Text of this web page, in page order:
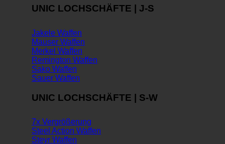
UNIC LOCHSCHÄFTE | J-S
Jakele Waffen
Mauser Waffen
Merkel Waffen
Remington Waffen
Sako Waffen
Sauer Waffen
UNIC LOCHSCHÄFTE | S-W
7x Vergrößerung
Steel Action Waffen
Steyr Waffen